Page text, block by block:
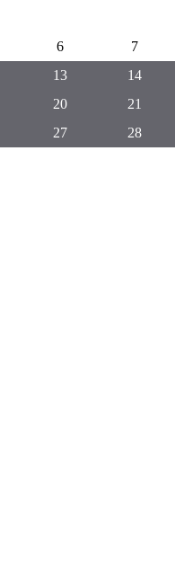
6 7
13 14
20 21
27 28